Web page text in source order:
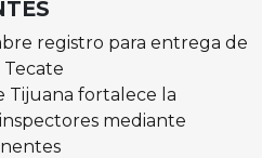
registro para entrega de
Tecate
Tijuana fortalece la
mediante